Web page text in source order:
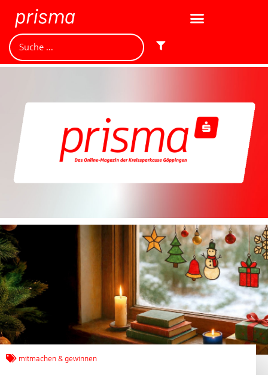
mitmachen & gewinnen
Jetzt mitmachen und